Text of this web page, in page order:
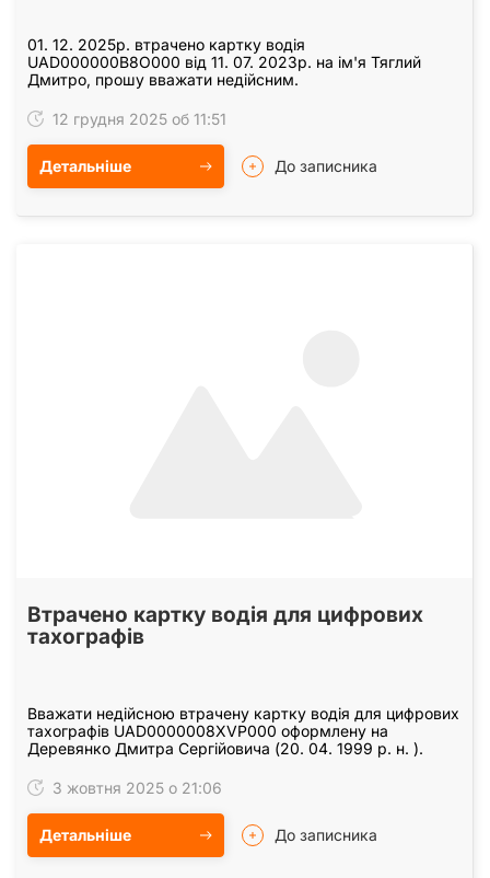
01. 12. 2025р. втрачено картку водія
UAD000000B8O000 від 11. 07. 2023р. на ім'я Тяглий
Дмитро, прошу вважати недійсним.
12 грудня 2025 об 11:51
Детальніше До записника
Втрачено картку водія для цифрових
тахографів
Вважати недійсною втрачену картку водія для цифрових
тахографів UAD0000008XVP000 оформлену на
Деревянко Дмитра Сергійовича (20. 04. 1999 р. н. ).
3 жовтня 2025 о 21:06
Детальніше До записника